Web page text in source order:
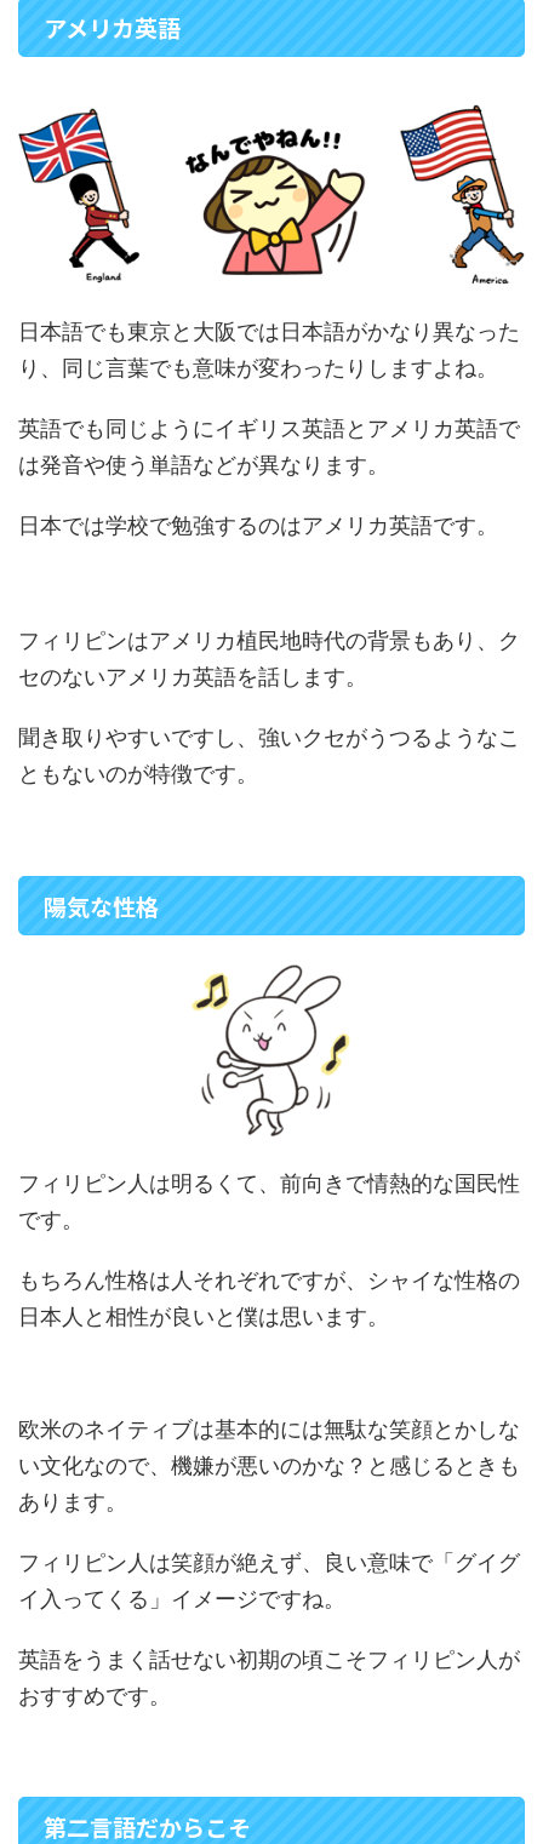
アメリカ英語
日本語でも東京と大阪では日本語がかなり異なった
り、同じ言葉でも意味が変わったりしますよね。
英語でも同じようにイギリス英語とアメリカ英語で
は発音や使う単語などが異なります。
日本では学校で勉強するのはアメリカ英語です。
フィリピンはアメリカ植民地時代の背景もあり、ク
セのないアメリカ英語を話します。
聞き取りやすいですし、強いクセがうつるようなこ
ともないのが特徴です。
陽気な性格
フィリピン人は明るくて、前向きで情熱的な国民性
です。
もちろん性格は人それぞれですが、シャイな性格の
日本人と相性が良いと僕は思います。
欧米のネイティブは基本的には無駄な笑顔とかしな
い文化なので、機嫌が悪いのかな？と感じるときも
あります。
フィリピン人は笑顔が絶えず、良い意味で「グイグ
イ入ってくる」イメージですね。
英語をうまく話せない初期の頃こそフィリピン人が
おすすめです。
第二言語だからこそ